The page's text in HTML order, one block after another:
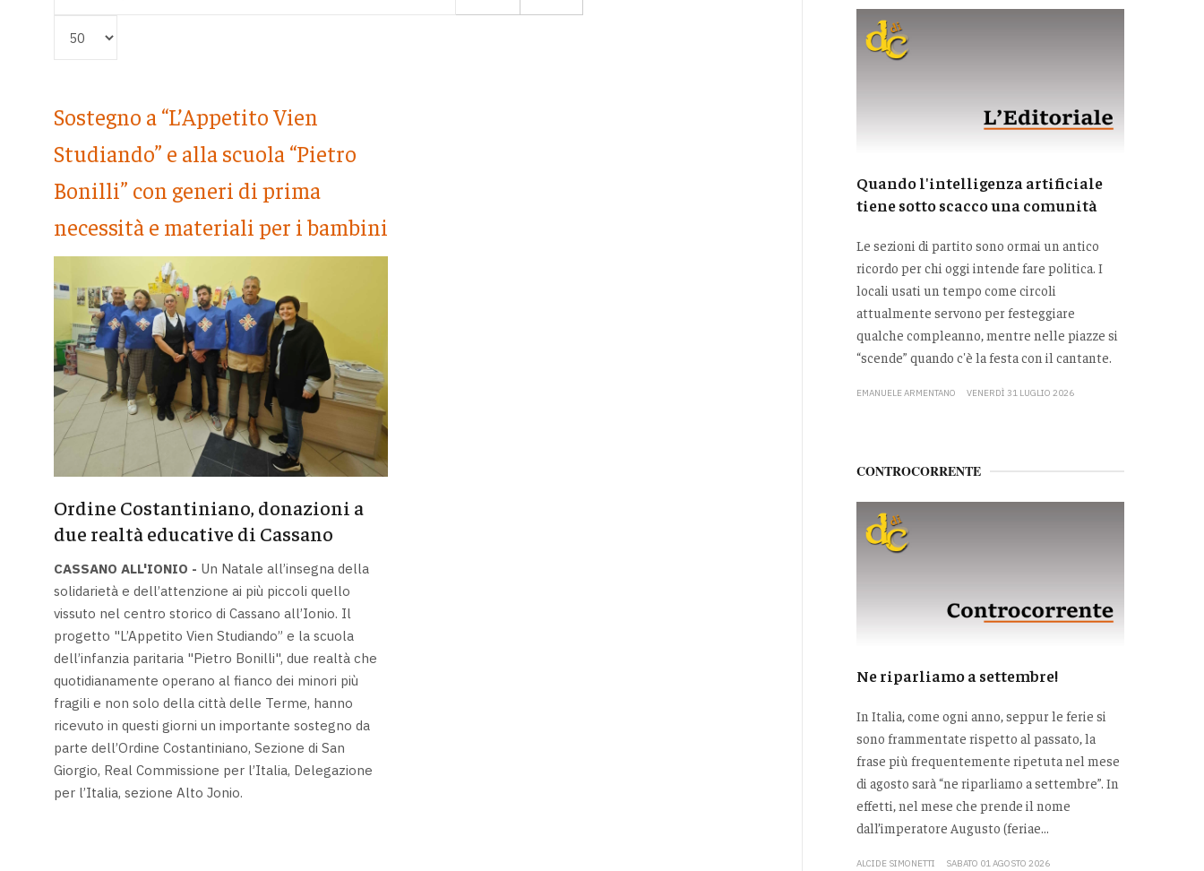
Sostegno a “L’Appetito Vien
Studiando” e alla scuola “Pietro
Bonilli” con generi di prima
necessità e materiali per i bambini
Ordine Costantiniano, donazioni a
due realtà educative di Cassano
CASSANO ALL'IONIO - Un Natale all’insegna della
solidarietà e dell’attenzione ai più piccoli quello
vissuto nel centro storico di Cassano all’Ionio. Il
progetto "L’Appetito Vien Studiando” e la scuola
dell’infanzia paritaria "Pietro Bonilli", due realtà che
quotidianamente operano al fianco dei minori più
fragili e non solo della città delle Terme, hanno
ricevuto in questi giorni un importante sostegno da
parte dell’Ordine Costantiniano, Sezione di San
Giorgio, Real Commissione per l’Italia, Delegazione
per l’Italia, sezione Alto Jonio.
Quando l'intelligenza artificiale
tiene sotto scacco una comunità
Le sezioni di partito sono ormai un antico
ricordo per chi oggi intende fare politica. I
locali usati un tempo come circoli
attualmente servono per festeggiare
qualche compleanno, mentre nelle piazze si
“scende” quando c'è la festa con il cantante.
EMANUELE ARMENTANO VENERDÌ 31 LUGLIO 2026
CONTROCORRENTE
Ne riparliamo a settembre!
In Italia, come ogni anno, seppur le ferie si
sono frammentate rispetto al passato, la
frase più frequentemente ripetuta nel mese
di agosto sarà “ne riparliamo a settembre”. In
effetti, nel mese che prende il nome
dall’imperatore Augusto (feriae...
ALCIDE SIMONETTI SABATO 01 AGOSTO 2026